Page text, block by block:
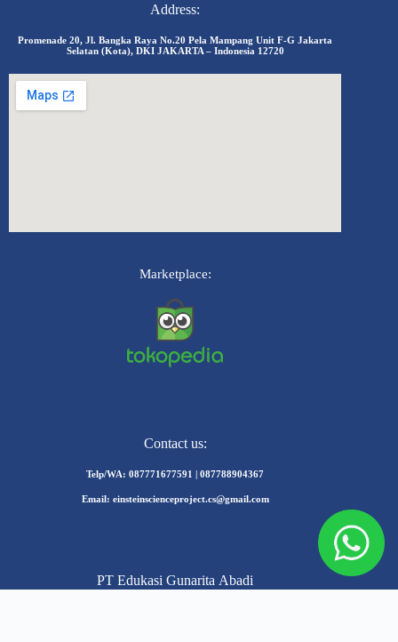
Address:
Promenade 20, Jl. Bangka Raya No.20 Pela Mampang Unit F-G Jakarta
Selatan (Kota), DKI JAKARTA – Indonesia 12720
Marketplace:
Contact us:
Telp/WA: 087771677591 | 087788904367
Email: einsteinscienceproject.cs@gmail.com
PT Edukasi Gunarita Abadi